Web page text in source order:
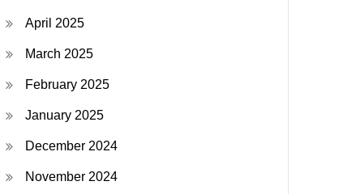
April 2025
March 2025
February 2025
January 2025
December 2024
November 2024